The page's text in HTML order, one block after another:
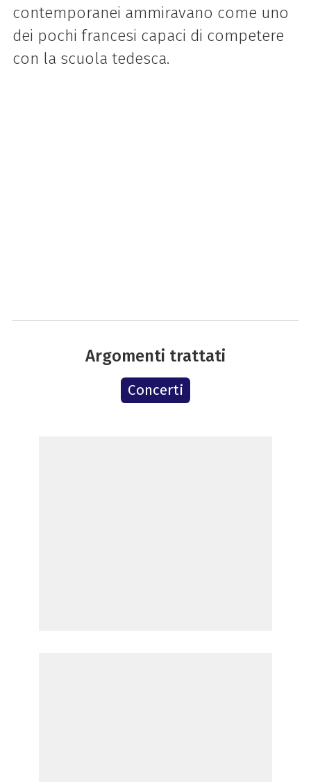
contemporanei ammiravano come uno
dei pochi francesi capaci di competere
con la scuola tedesca.
Argomenti trattati
Concerti